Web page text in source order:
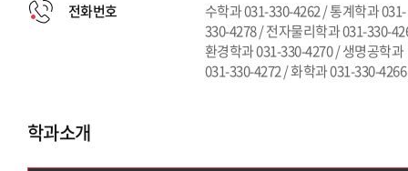
전화번호
수학과 031-330-4262 / 통계학과 031-
330-4278 / 전자물리학과 031-330-
환경학과 031-330-4270 / 생명공학과
031-330-4272 / 화학과 031-330-4266
학과소개